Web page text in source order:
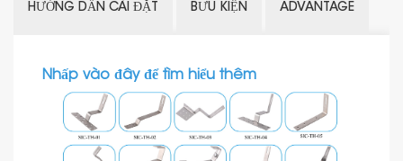
HƯỚNG DẪN CÀI ĐẶT BƯU KIỆN ADVANTAGE
Nhấp vào đây để tìm hiểu thêm